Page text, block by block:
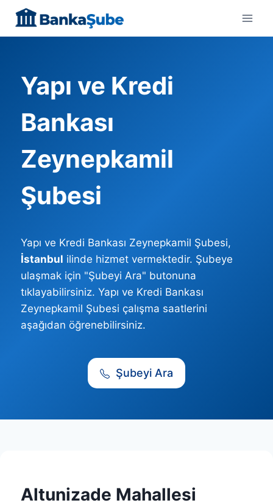
content
Yapı ve Kredi
Bankası
Zeynepkamil
Şubesi
Yapı ve Kredi Bankası Zeynepkamil Şubesi,
İstanbul ilinde hizmet vermektedir. Şubeye
ulaşmak için "Şubeyi Ara" butonuna
tıklayabilirsiniz. Yapı ve Kredi Bankası
Zeynepkamil Şubesi çalışma saatlerini
aşağıdan öğrenebilirsiniz.
Şubeyi Ara
Altunizade Mahallesi